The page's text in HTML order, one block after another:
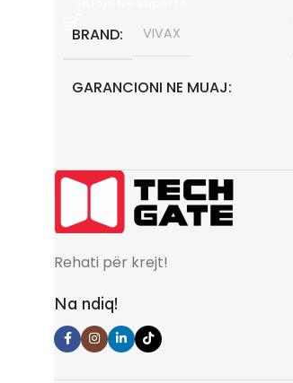
BRAND VIVAX
GARANCIONI NE MUAJ
KAPACITETI MAKSIMAL
12000 BTU
Rehati për krejt!
Na ndiq!